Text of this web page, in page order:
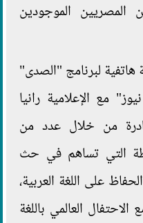
المصريين الموجودين
لبرنامج "الصدى"
مع الإعلامية رانيا
من خلال عدد من
التي تساهم في حث
على اللغة العربية،
العالمي باللغة